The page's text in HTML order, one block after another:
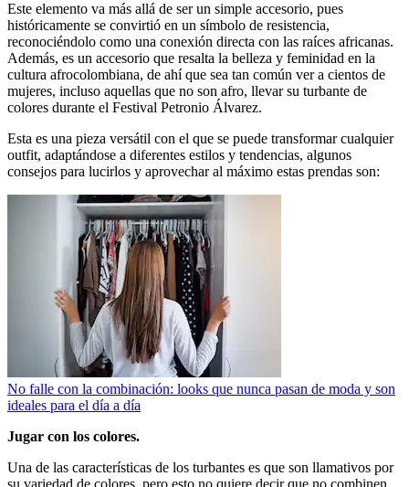
Este elemento va más allá de ser un simple accesorio, pues
históricamente se convirtió en un símbolo de resistencia,
reconociéndolo como una conexión directa con las raíces africanas.
Además, es un accesorio que resalta la belleza y feminidad en la
cultura afrocolombiana, de ahí que sea tan común ver a cientos de
mujeres, incluso aquellas que no son afro, llevar su turbante de
colores durante el Festival Petronio Álvarez.
Esta es una pieza versátil con el que se puede transformar cualquier
outfit, adaptándose a diferentes estilos y tendencias, algunos
consejos para lucirlos y aprovechar al máximo estas prendas son:
No falle con la combinación: looks que nunca pasan de moda y son
ideales para el día a día
Jugar con los colores.
Una de las características de los turbantes es que son llamativos por